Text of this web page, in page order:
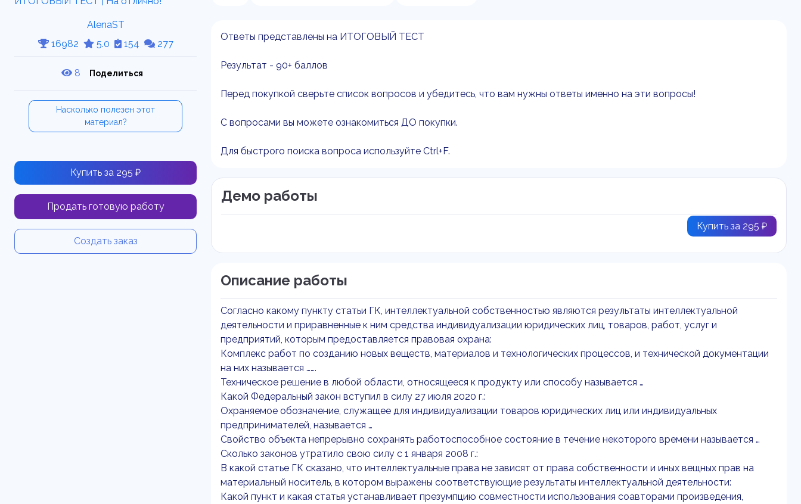
AlenaST
16982
5.0 154 277
8 Поделиться
Насколько полезен этот
материал?
Купить за 295 ₽
Продать готовую работу
Создать заказ
Ответы представлены на ИТОГОВЫЙ ТЕСТ
Результат - 90+ баллов
Перед покупкой сверьте список вопросов и убедитесь, что вам нужны ответы именно на эти вопросы!
С вопросами вы можете ознакомиться ДО покупки.
Для быстрого поиска вопроса используйте Ctrl+F.
Демо работы
Купить за 295 ₽
Описание работы
Согласно какому пункту статьи ГК, интеллектуальной собственностью являются результаты интеллектуальной
деятельности и приравненные к ним средства индивидуализации юридических лиц, товаров, работ, услуг и
предприятий, которым предоставляется правовая охрана:
Комплекс работ по созданию новых веществ, материалов и технологических процессов, и технической документации
на них называется …….
Техническое решение в любой области, относящееся к продукту или способу называется …
Какой Федеральный закон вступил в силу 27 июля 2020 г.:
Охраняемое обозначение, служащее для индивидуализации товаров юридических лиц или индивидуальных
предпринимателей, называется …
Свойство объекта непрерывно сохранять работоспособное состояние в течение некоторого времени называется …
Сколько законов утратило свою силу с 1 января 2008 г.:
В какой статье ГК сказано, что интеллектуальные права не зависят от права собственности и иных вещных прав на
материальный носитель, в котором выражены соответствующие результаты интеллектуальной деятельности:
Какой пункт и какая статья устанавливает презумпцию совместности использования соавторами произведения,